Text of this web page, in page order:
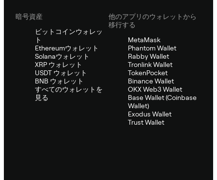
暗号資産
ビットコインウォレッ
ト
Ethereumウォレット
Solanaウォレット
XRP ウォレット
USDT ウォレット
BNB ウォレット
すべてのウォレットを
見る
他のアプリのウォレットから
移行する
MetaMask
Phantom Wallet
Rabby Wallet
Tronlink Wallet
TokenPocket
Binance Wallet
OKX Web3 Wallet
Base Wallet (Coinbase
Wallet)
Exodus Wallet
Trust Wallet